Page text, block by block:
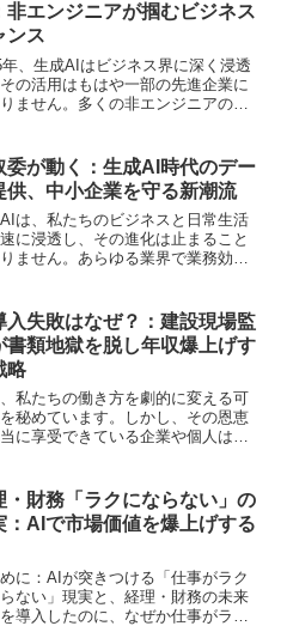
非エンジニアが掴むビジネス
ンス
年、生成AIはビジネス界に深く浸透
の活用はもはや一部の先進企業に
ません。多くの非エンジニアの
心であり、そこが「儲かる」唯一
だと...
委が動く：生成AI時代のデー
供、中小企業を守る新潮流
は、私たちのビジネスと日常生活
に浸透し、その進化は止まること
ません。あらゆる業界で業務効率
扱いを巡る新たな課題も浮上してい
。特に、リソースが...
入失敗はなぜ？：建設現場監
書類地獄を脱し年収爆上げす
略
私たちの働き方を劇的に変える可
秘めています。しかし、その恩恵
に享受できている企業や個人は、
ぜか生産性が上がらない」「書類
相変わらず」と感...
・財務「ラクにならない」の
：AIで市場価値を爆上げする
に：AIが突きつける「仕事がラク
ない」現実と、経理・財務の未来
を導入したのに、なぜか仕事がラク